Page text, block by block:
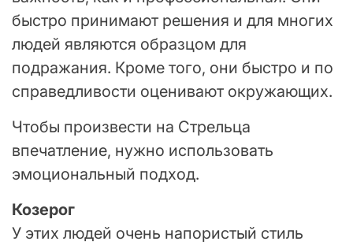
быстро принимают решения и для многих
людей являются образцом для
подражания. Кроме того, они быстро и по
справедливости оценивают окружающих.
Чтобы произвести на Стрельца
впечатление, нужно использовать
эмоциональный подход.
Козерог
У этих людей очень напористый стиль